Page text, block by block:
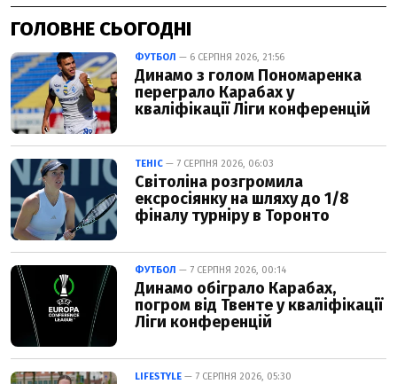
ГОЛОВНЕ СЬОГОДНІ
ФУТБОЛ — 6 СЕРПНЯ 2026, 21:56
Динамо з голом Пономаренка
переграло Карабах у
кваліфікації Ліги конференцій
ТЕНІС — 7 СЕРПНЯ 2026, 06:03
Світоліна розгромила
ексросіянку на шляху до 1/8
фіналу турніру в Торонто
ФУТБОЛ — 7 СЕРПНЯ 2026, 00:14
Динамо обіграло Карабах,
погром від Твенте у кваліфікації
Ліги конференцій
LIFESTYLE — 7 СЕРПНЯ 2026, 05:30